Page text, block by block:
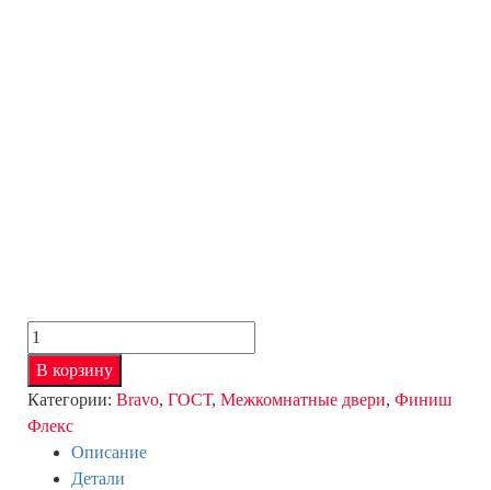
Количество
товара
Гост-3Л-21
(БелДуб)
В корзину
Категории: Bravo, ГОСТ, Межкомнатные двери, Финиш
Флекс
Описание
Детали